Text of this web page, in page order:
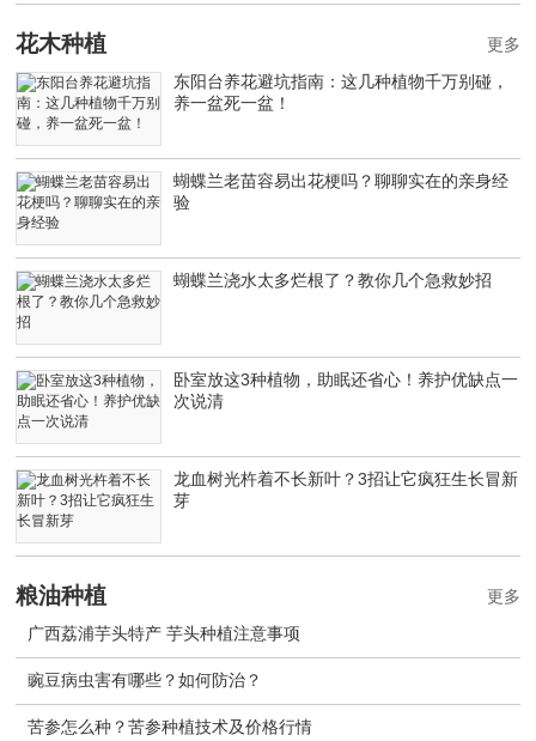
花木种植
东阳台养花避坑指南：这几种植物千万别碰，
养一盆死一盆！
蝴蝶兰老苗容易出花梗吗？聊聊实在的亲身经
验
蝴蝶兰浇水太多烂根了？教你几个急救妙招
卧室放这3种植物，助眠还省心！养护优缺点一
次说清
龙血树光杵着不长新叶？3招让它疯狂生长冒新
芽
更多
粮油种植
广西荔浦芋头特产 芋头种植注意事项
豌豆病虫害有哪些？如何防治？
苦参怎么种？苦参种植技术及价格行情
更多